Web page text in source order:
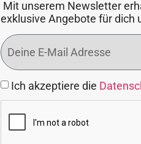
Mit unserem Newsletter
exklusive Angebote für dich
Ich akzeptiere die